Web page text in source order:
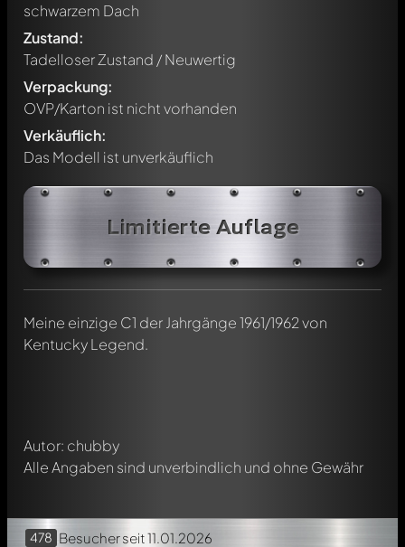
schwarzem Dach
Zustand:
Tadelloser Zustand / Neuwertig
Verpackung:
OVP/Karton ist nicht vorhanden
Verkäuflich:
Das Modell ist unverkäuflich
Limitierte Auflage
Meine einzige C1 der Jahrgänge 1961/1962 von
Kentucky Legend.
Autor: chubby
Alle Angaben sind unverbindlich und ohne Gewähr
478 Besucherseit 11.01.2026
Schreibe jetzt einen ersten Kommentar zu diesem Modell!
Jeder Kommentar kann von allen Mitgliedern diskutiert
werden. Es ist wie ein Chat.
Erwähne andere Modelly-Mitglieder durch die